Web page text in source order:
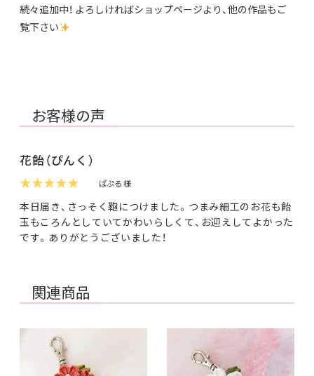
続々追加中！ よろしければショップページより、他の作品もご
覧下さい
お客様の声
花飴（ぴんく）
★★★★★
ぱぷる 様
本日届き、さっそく鞄につけました。つまみ細工のお花も飴
玉もころんとしていてかわいらしくて、お迎えしてよかった
です。ありがとうございました！
関連商品